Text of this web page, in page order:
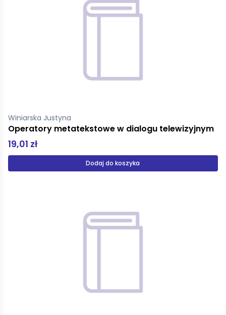
Winiarska Justyna
Operatory metatekstowe w dialogu telewizyjnym
19,01 zł
Dodaj do koszyka